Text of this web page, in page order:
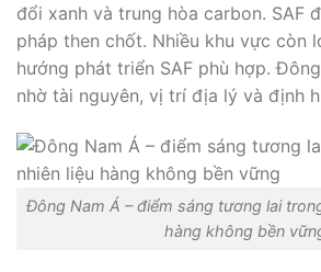
đổi xanh và trung hòa carbon. SAF
pháp then chốt. Nhiều khu vực còn
hướng phát triển SAF phù hợp.
nhờ tài nguyên, vị trí địa lý và định
Đông Nam Á – điểm sáng tương lai
hàng không bền